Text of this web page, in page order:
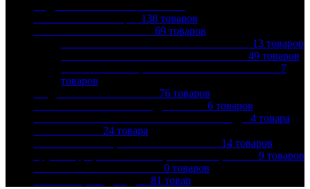
138 товаров
69 товаров
13 товаров
49 товаров
7
товаров
76 товаров
6 товаров
4 товара
24 товара
14 товаров
9 товаров
0 товаров
81 товар